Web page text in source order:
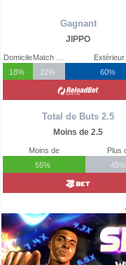
Gagnant
JIPPO
Domicile
18%
22%
Extérieur
60%
Total de Buts 2.5
Moins de 2.5
Moins de
55%
Plus
45%